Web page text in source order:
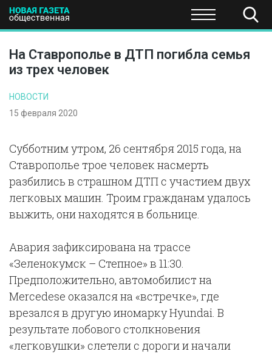
ПОЛИТИКА ЭКОНОМИКА НАУКА И
На Ставрополье в ДТП погибла семья
из трех человек
НОВОСТИ
15 февраля 2020
Субботним утром, 26 сентября 2015 года, на
Ставрополье трое человек насмерть
разбились в страшном ДТП с участием двух
легковых машин. Троим гражданам удалось
выжить, они находятся в больнице.
Авария зафиксирована на трассе
«Зеленокумск – Степное» в 11:30.
Предположительно, автомобилист на
Mercedese оказался на «встречке», где
врезался в другую иномарку Hyundai. В
результате лобового столкновения
«легковушки» слетели с дороги и начали